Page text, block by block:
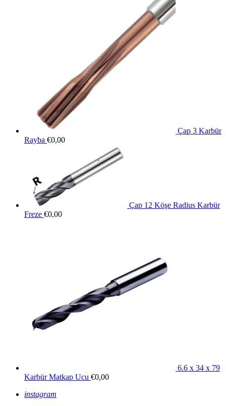
Çap 3 Karbür
Rayba €0,00
Çap 12 Köşe Radius Karbür
Freze €0,00
6.6 x 34 x 79
Karbür Matkap Ucu €0,00
instagram